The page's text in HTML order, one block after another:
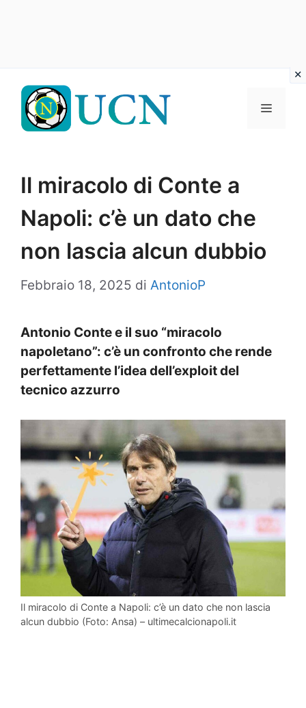
contenuto
Menu
Il miracolo di Conte a
Napoli: c’è un dato che
non lascia alcun dubbio
Febbraio 18, 2025 di AntonioP
Antonio Conte e il suo “miracolo
napoletano”: c’è un confronto che rende
perfettamente l’idea dell’exploit del
tecnico azzurro
Il miracolo di Conte a Napoli: c’è un dato che non lascia
alcun dubbio (Foto: Ansa) – ultimecalcionapoli.it